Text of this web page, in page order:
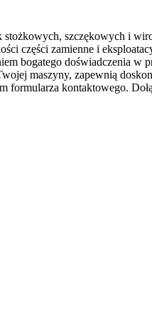
szczękowych i
części zamienne i
bogatego doświadczenia w
maszyny, zapewnią
kontaktowego.